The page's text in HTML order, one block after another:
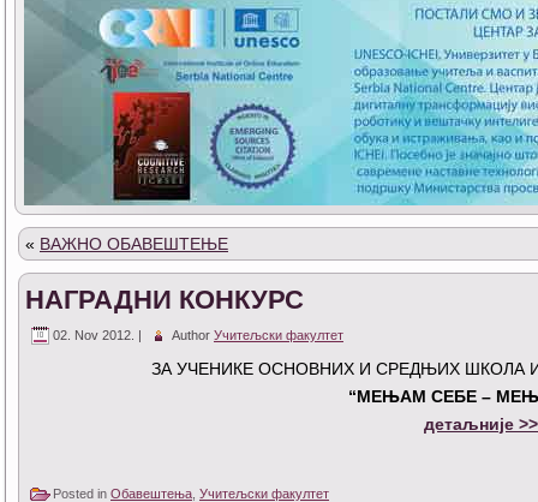
« ВАЖНО ОБАВЕШТЕЊЕ
НАГРАДНИ КОНКУРС
02. Nov 2012. | Author Учитељски факултет
ЗА УЧЕНИКЕ ОСНОВНИХ И СРЕДЊИХ ШКОЛА
“МЕЊАМ СЕБЕ –
детаљније
Posted in Обавештења Учитељски факултет